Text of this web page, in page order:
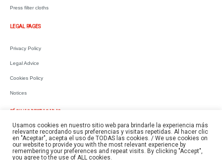
Press filter cloths
LEGAL PAGES
Privacy Policy
Legal Advice
Cookies Policy
Notices
PÁGINAS DESTACADAS
Mangas y bolsas filtrantes
Cartuchos y elementos filtrantes
Usamos cookies en nuestro sitio web para brindarle la experiencia más
relevante recordando sus preferencias y visitas repetidas. Al hacer clic
en "Aceptar", acepta el uso de TODAS las cookies. / We use cookies on
our website to provide you with the most relevant experience by
remembering your preferences and repeat visits. By clicking "Accept",
you agree to the use of ALL cookies.